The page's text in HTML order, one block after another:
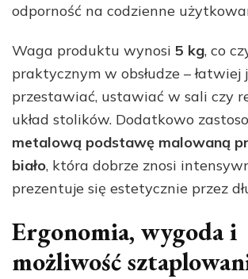
odporność na codzienne
Waga produktu wynosi 5 kg, co
praktycznym w obsłudze – łatwiej
przestawiać, ustawiać w sali czy
układ stolików. Dodatkowo
metalową podstawę malowaną
biało, która dobrze znosi
prezentuje się estetycznie przez
Ergonomia, wygoda i
możliwość